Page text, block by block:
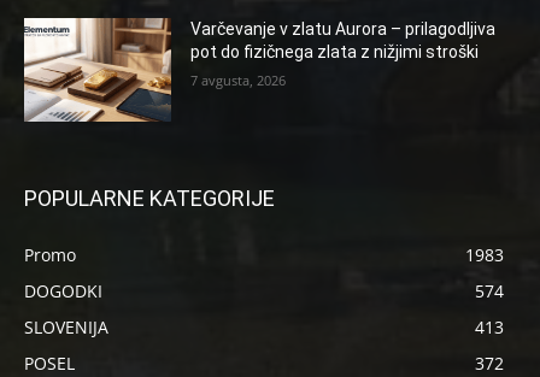
Varčevanje v zlatu Aurora – prilagodljiva
pot do fizičnega zlata z nižjimi stroški
7 avgusta, 2026
POPULARNE KATEGORIJE
Promo
1983
DOGODKI
574
SLOVENIJA
413
POSEL
372